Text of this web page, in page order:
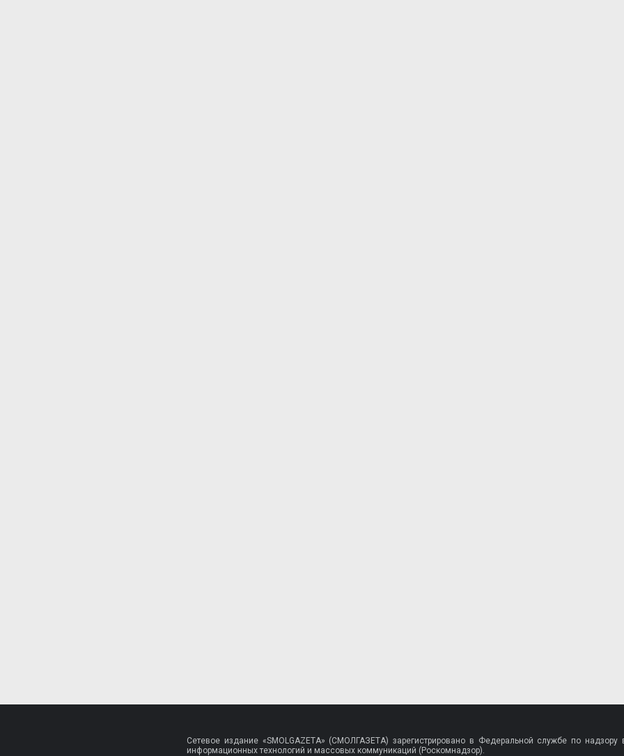
Сетевое издание «SMOLGAZETA» (СМОЛГАЗЕТА) зарегистрировано в Федеральной службе по надзору
информационных технологий и массовых коммуникаций (Роскомнадзор).